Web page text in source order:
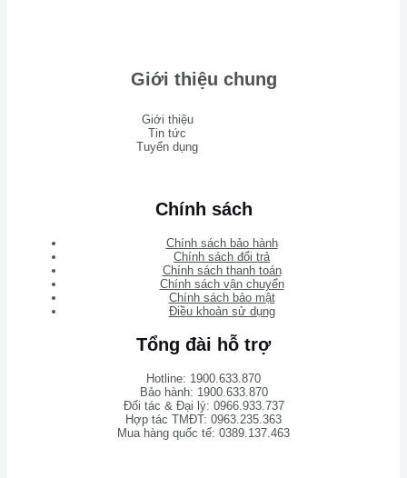
Giới thiệu chung
Giới thiệu
Tin tức
Tuyển dụng
Chính sách
Chính sách bảo hành
Chính sách đổi trả
Chính sách thanh toán
Chính sách vận chuyển
Chính sách bảo mật
Điều khoản sử dụng
Tổng đài hỗ trợ
Hotline: 1900.633.870
Bảo hành: 1900.633.870
Đối tác & Đại lý: 0966.933.737
Hợp tác TMĐT: 0963.235.363
Mua hàng quốc tế: 0389.137.463